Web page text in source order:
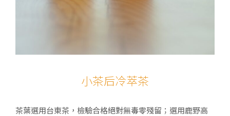
小茶后冷萃茶
茶葉選用台東茶，檢驗合格絕對無毒零殘留；選用鹿野高